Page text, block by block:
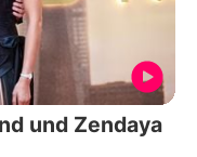
und Zendaya